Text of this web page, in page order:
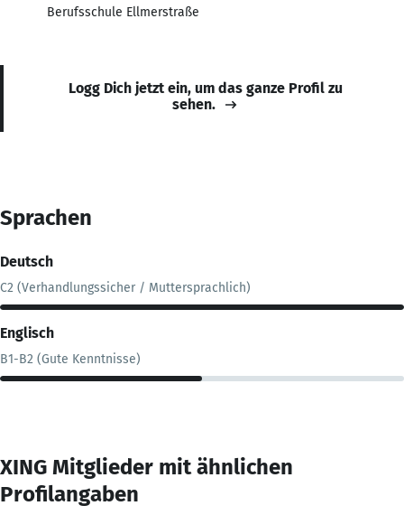
Berufsschule Ellmerstraße
Logg Dich jetzt ein, um das ganze Profil zu
sehen.
Sprachen
Deutsch
C2 (Verhandlungssicher / Muttersprachlich)
Englisch
B1-B2 (Gute Kenntnisse)
XING Mitglieder mit ähnlichen
Profilangaben